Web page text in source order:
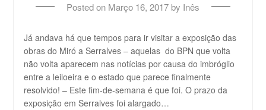
Posted on Março 16, 2017 by Inês
Já andava há que tempos para ir visitar a exposição das
obras do Miró a Serralves – aquelas do BPN que volta
não volta aparecem nas notícias por causa do imbróglio
entre a leiloeira e o estado que parece finalmente
resolvido! – Este fim-de-semana é que foi. O prazo da
exposição em Serralves foi alargado…